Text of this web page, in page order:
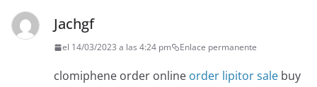
Jachgf
el 14/03/2023 a las 4:24 pm Enlace permanente
clomiphene order online order lipitor sale buy